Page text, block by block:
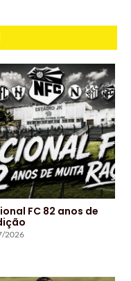
FC 82 anos de
2026